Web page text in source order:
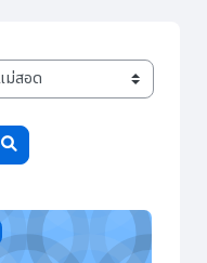
ค้นหารายวิชา